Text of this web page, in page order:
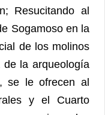
Resucitando al
Sogamoso en la
de los molinos
la arqueología
se le ofrecen al
y el Cuarto